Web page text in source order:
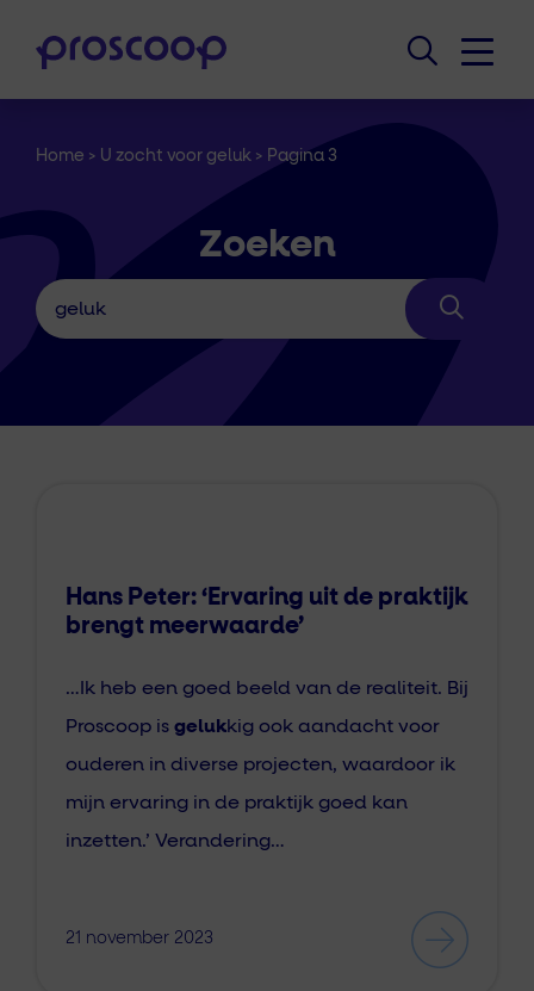
Home > U zocht voor geluk > Pagina 3
Zoeken
Hans Peter: ‘Ervaring uit de praktijk
brengt meerwaarde’
…Ik heb een goed beeld van de realiteit. Bij
Proscoop is gelukkig ook aandacht voor
ouderen in diverse projecten, waardoor ik
mijn ervaring in de praktijk goed kan
inzetten.’ Verandering…
21 november 2023